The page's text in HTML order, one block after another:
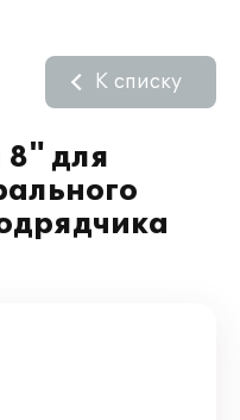
8" для
К списку